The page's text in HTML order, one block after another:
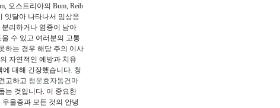
오스트리아의 Bum, Reib
잇달아 나타나서 임상응
리하거나 염증이 남아
수 있고 여러분의 고통
하는 경우 해당 주의 이사
자연적인 예방과 치유
대해 긴장했습니다. 청
고하고 청운효자동건마
는 것입니다. 이 중요한
울증과 모든 것의 안녕